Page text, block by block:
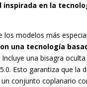
inspirada en la
los modelos más
una tecnología
Incluye una bisagra
Esto garantiza que la
conjunto coplanario